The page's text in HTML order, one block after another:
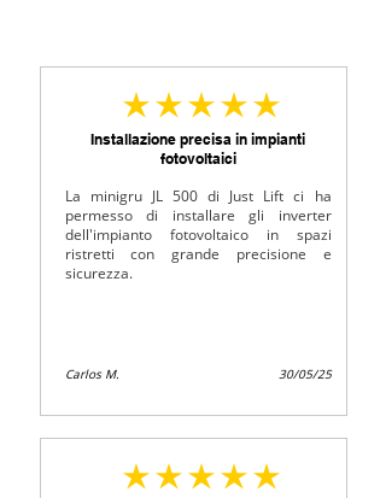
la note moyenne est 5 sur 5
Installazione precisa in impianti
fotovoltaici
La minigru JL 500 di Just Lift ci ha
permesso di installare gli inverter
dell'impianto fotovoltaico in spazi
ristretti con grande precisione e
sicurezza.
Carlos M. 30/05/25
la note moyenne est 5 sur 5